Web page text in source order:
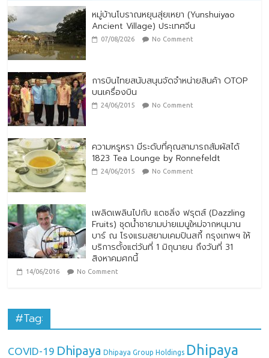
หมู่บ้านโบราณหยุนสุ่ยเหยา (Yunshuiyao
Ancient Village) ประเทศจีน
07/08/2026 No Comment
การบินไทยสนับสนุนจัดจำหน่ายสินค้า OTOP
บนเครื่องบิน
24/06/2015 No Comment
ความหรูหรา มีระดับที่คุณสามารถสัมผัสได้
1823 Tea Lounge by Ronnefeldt
24/06/2015 No Comment
เพลิดเพลินไปกับ แดซลิ่ง ฟรุตส์ (Dazzling
Fruits) ชุดน้ำชายามบ่ายเมนูใหม่จากหนุมาน
บาร์ ณ โรงแรมสยามเคมปินสกี้ กรุงเทพฯ ให้
บริการตั้งแต่วันที่ 1 มิถุนายน ถึงวันที่ 31
สิงหาคมศกนี้
14/06/2016 No Comment
#Tag:
COVID-19 Dhipaya Dhipaya Group Holdings Dhipaya